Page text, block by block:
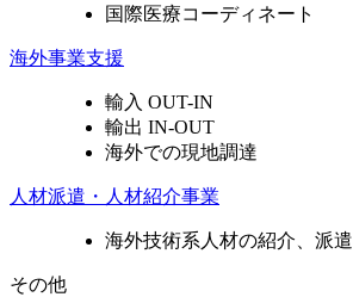
国際医療コーディネート
海外事業支援
輸入 OUT-IN
輸出 IN-OUT
海外での現地調達
人材派遣・人材紹介事業
海外技術系人材の紹介、派遣
その他